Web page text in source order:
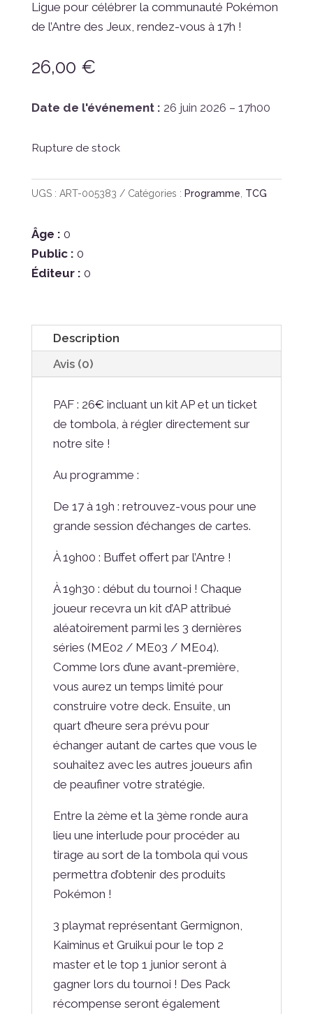
Ligue pour célébrer la communauté Pokémon
de l’Antre des Jeux, rendez-vous à 17h !
26,00 €
Date de l'événement : 26 juin 2026 – 17h00
Rupture de stock
UGS : ART-005383 Catégories : Programme TCG
Âge : 0
Public : 0
Éditeur : 0
Description
Avis (0)
PAF : 26€ incluant un kit AP et un ticket
de tombola, à régler directement sur
notre site !
Au programme :
De 17 à 19h : retrouvez-vous pour une
grande session d’échanges de cartes.
À 19h00 : Buffet offert par l’Antre !
À 19h30 : début du tournoi ! Chaque
joueur recevra un kit d’AP attribué
aléatoirement parmi les 3 dernières
séries (ME02 / ME03 / ME04).
Comme lors d’une avant-première,
vous aurez un temps limité pour
construire votre deck. Ensuite, un
quart d’heure sera prévu pour
échanger autant de cartes que vous le
souhaitez avec les autres joueurs afin
de peaufiner votre stratégie.
Entre la 2ème et la 3ème ronde aura
lieu une interlude pour procéder au
tirage au sort de la tombola qui vous
permettra d’obtenir des produits
Pokémon !
3 playmat représentant Germignon,
Kaiminus et Gruikui pour le top 2
master et le top 1 junior seront à
gagner lors du tournoi ! Des Pack
récompense seront également